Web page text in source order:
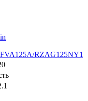
RZAG125NY1